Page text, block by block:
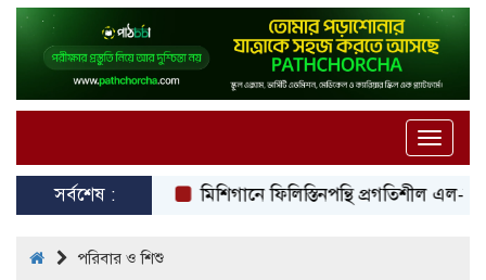
Toggle
সর্বশেষ :
মিশিগানে ফিলিস্তিনপন্থি প্রগতিশীল এল-
পরিবার ও শিশু